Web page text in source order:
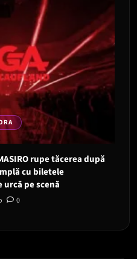
rupe tăcerea după
cu biletele
urcă pe scenă
0